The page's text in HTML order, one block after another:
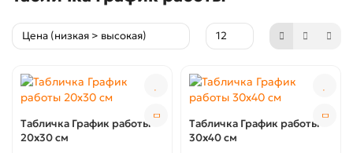
Табличка График работы
20х30 см
Табличка График работы
30х40 см